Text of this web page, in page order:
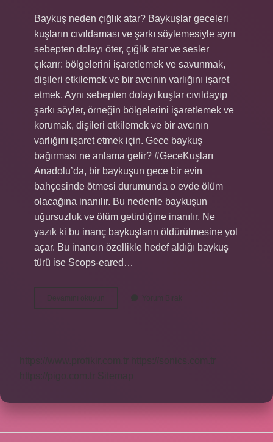
Baykuş neden çığlık atar? Baykuşlar geceleri
kuşların cıvıldaması ve şarkı söylemesiyle aynı
sebepten dolayı öter, çığlık atar ve sesler
çıkarır: bölgelerini işaretlemek ve savunmak,
dişileri etkilemek ve bir avcının varlığını işaret
etmek. Aynı sebepten dolayı kuşlar cıvıldayıp
şarkı söyler, örneğin bölgelerini işaretlemek ve
korumak, dişileri etkilemek ve bir avcının
varlığını işaret etmek için. Gece baykuş
bağırması ne anlama gelir? #GeceKuşları
Anadolu’da, bir baykuşun gece bir evin
bahçesinde ötmesi durumunda o evde ölüm
olacağına inanılır. Bu nedenle baykuşun
uğursuzluk ve ölüm getirdiğine inanılır. Ne
yazık ki bu inanç baykuşların öldürülmesine yol
açar. Bu inancın özellikle hedef aldığı baykuş
türü ise Scops-eared…
Devamını okuyun
Çığlık
Yorum Bırak
https://www.profikir.com.tr
https://sonics.com.tr
https://pigo.com.tr
Sitemap